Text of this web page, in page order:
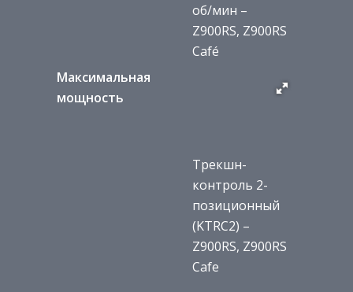
Максимальная
мощность
об/мин –
Z900RS, Z900RS
Café
Трекшн-
контроль 2-
позиционный
(KTRC2) –
Z900RS, Z900RS
Cafe